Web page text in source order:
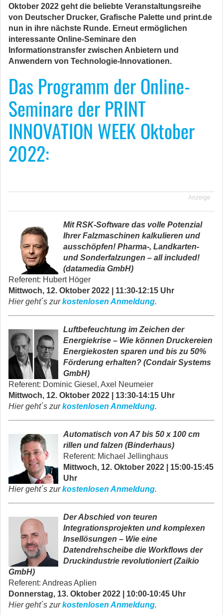
Oktober 2022 geht die beliebte Veranstaltungsreihe
von Deutscher Drucker, Grafische Palette und print.de
nun in ihre nächste Runde. Erneut ermöglichen
interessante Online-Seminare den
Informationstransfer zwischen Anbietern und
Anwendern von Technologie-Innovationen.
Das Programm der Online-
Seminare der PRINT
INNOVATION WEEK Oktober
2022:
Anzeige
Mit RSK-Software das volle Potenzial
Ihrer Falzmaschinen kalkulieren und
ausschöpfen! Pharma-, Landkarten-
und Sonderfalzungen – all included!
(datamedia GmbH)
Referent: Hubert Höger
Mittwoch, 12. Oktober 2022 | 11:30-12:15 Uhr
Hier geht´s zurkostenlosen Anmeldung.
Luftbefeuchtung im Zeichen der
Energiekrise – Wie können Druckereien
Energiekosten sparen und bis zu 50%
Förderung erhalten? (Condair Systems
GmbH)
Referent: Dominic Giesel, Axel Neumeier
Mittwoch, 12. Oktober 2022 | 13:30-14:15 Uhr
Hier geht´s zurkostenlosen Anmeldung.
Automatisch von A7 bis 50 x 100 cm
rillen und falzen (Binderhaus)
Referent: Michael Jellinghaus
Mittwoch, 12. Oktober 2022 | 15:00-15:45
Uhr
Hier geht´s zurkostenlosen Anmeldung.
Der Abschied von teuren
Integrationsprojekten und komplexen
Insellösungen – Wie eine
Datendrehscheibe die Workflows der
Druckindustrie revolutioniert(Zaikio
GmbH)
Referent: Andreas Aplien
Donnerstag, 13. Oktober 2022 | 10:00-10:45 Uhr
Hier geht´s zurkostenlosen Anmeldung.